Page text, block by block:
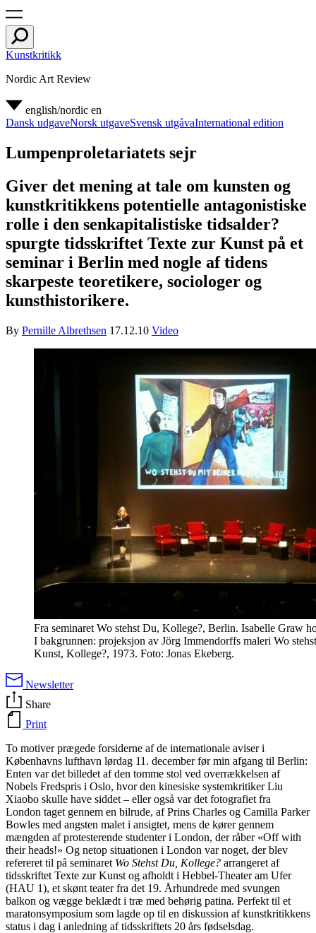
Kunstkritikk
Nordic Art Review
english/nordic en
Dansk udgaveNorsk utgaveSvensk utgåvaInternational edition
Lumpenproletariatets sejr
Giver det mening at tale om kunsten og
kunstkritikkens potentielle antagonistiske
rolle i den senkapitalistiske tidsalder?
spurgte tidsskriftet Texte zur Kunst på et
seminar i Berlin med nogle af tidens
skarpeste teoretikere, sociologer og
kunsthistorikere.
By Pernille Albrethsen 17.12.10 Video
Fra seminaret Wo stehst Du, Kollege?, Berlin. Isabelle Graw
I bakgrunnen: projeksjon av Jörg Immendorffs maleri Wo
Kunst, Kollege?, 1973. Foto: Jonas Ekeberg.
Newsletter
Share
Print
To motiver prægede forsiderne af de internationale aviser i
Københavns lufthavn lørdag 11. december før min afgang til Berlin:
Enten var det billedet af den tomme stol ved overrækkelsen af
Nobels Fredspris i Oslo, hvor den kinesiske systemkritiker Liu
Xiaobo skulle have siddet – eller også var det fotografiet fra
London taget gennem en bilrude, af Prins Charles og Camilla Parker
Bowles med angsten malet i ansigtet, mens de kører gennem
mængden af protesterende studenter i London, der råber «Off with
their heads!» Og netop situationen i London var noget, der blev
refereret til på seminaret Wo Stehst Du, Kollege? arrangeret af
tidsskriftet Texte zur Kunst og afholdt i Hebbel-Theater am Ufer
(HAU 1), et skønt teater fra det 19. Århundrede med svungen
balkon og vægge beklædt i træ med behørig patina. Perfekt til et
maratonsymposium som lagde op til en diskussion af kunstkritikkens
status i dag i anledning af tidsskriftets 20 års fødselsdag.